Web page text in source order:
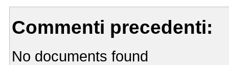
Commenti precedenti:
No documents found